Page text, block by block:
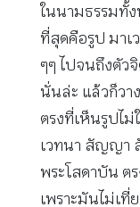
ในนามธรรมทั้ง
ที่สุดคือรูป มาเ
ๆๆ ไปจนถึงตัว
นั่นล่ะ แล้วก็วา
ตรงที่เห็นรูปไม่
เวทนา สัญญา
พระโสดาบัน ต
เพราะมันไม่เ